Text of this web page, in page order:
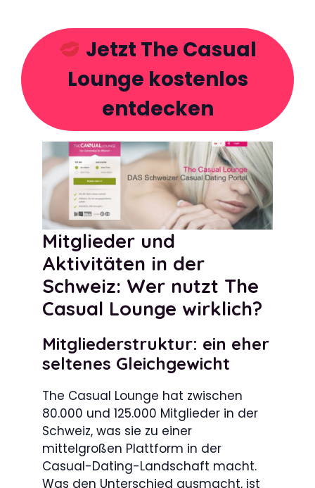
Jetzt The Casual
Lounge kostenlos
entdecken
Mitglieder und
Aktivitäten in der
Schweiz: Wer nutzt The
Casual Lounge wirklich?
Mitgliederstruktur: ein eher
seltenes Gleichgewicht
The Casual Lounge hat zwischen
80.000 und 125.000 Mitglieder in der
Schweiz, was sie zu einer
mittelgroßen Plattform in der
Casual-Dating-Landschaft macht.
Was den Unterschied ausmacht, ist